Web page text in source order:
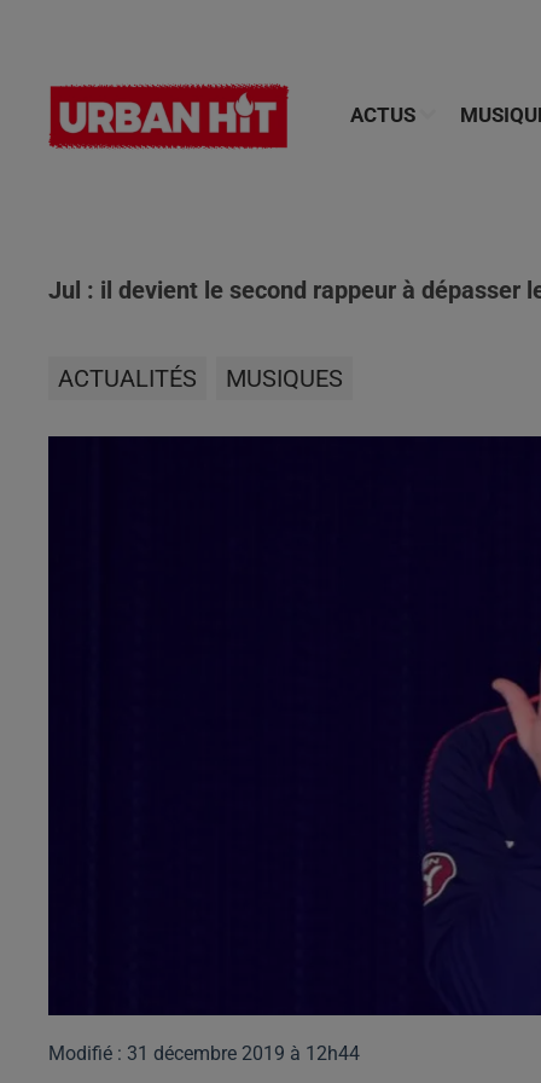
ACTUS
Jul : il devient le second rappeur à dépasser
ACTUALITÉS MUSIQUES
Modifié : 31 décembre 2019 à 12h44